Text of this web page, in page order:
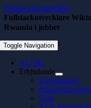
Fortsätt till innehållet
Toggle Navigation
AI / ML
Erbjudande
Erbjudanden
Paketerade
Case
Fullstackutvecklare
Rwanda i jobbet
december 8, 2020